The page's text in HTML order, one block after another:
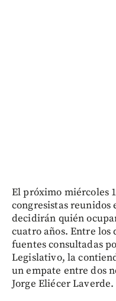
El próximo miércoles
congresistas reunidos
decidirán quién
cuatro años. Entre los
fuentes consultadas
Legislativo, la
un empate entre dos
Jorge Eliécer Laverde.